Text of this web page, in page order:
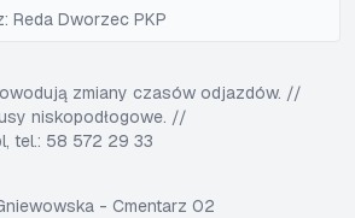
- Cmentarz 02
Reda Dworzec PKP
zmiany czasów odjazdów. //
niskopodłogowe. //
tel.: 58 572 29 33